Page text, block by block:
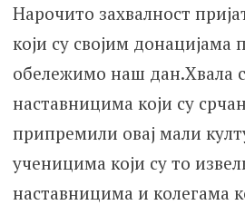
Нарочито захвалност
који су својим донацијама
обележимо наш дан.Хвала
наставницима који су
припремили овај мали
ученицима који су то
наставницима и колегама